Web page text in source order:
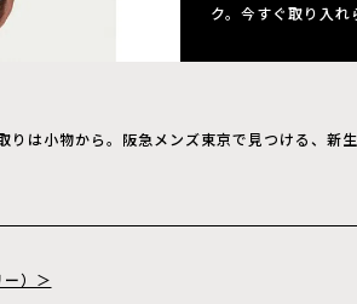
ク。今すぐ取り入れ
りは小物から。阪急メンズ東京で見つける、新
）＞